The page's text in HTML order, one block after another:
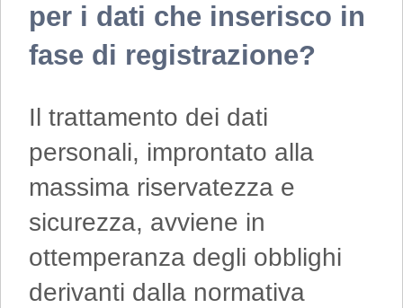
per i dati che inserisco in
fase di registrazione?
Il trattamento dei dati
personali, improntato alla
massima riservatezza e
sicurezza, avviene in
ottemperanza degli obblighi
derivanti dalla normativa